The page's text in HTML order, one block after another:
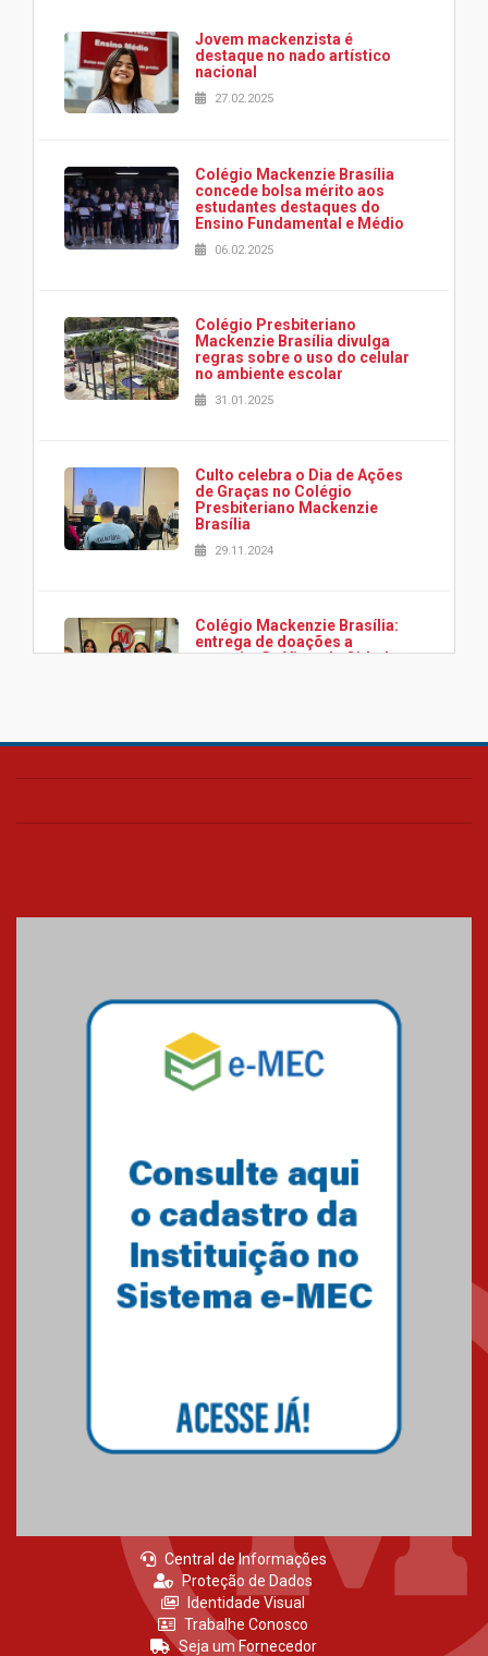
Jovem mackenzista é
destaque no nado artístico
nacional
27.02.2025
Colégio Mackenzie Brasília
concede bolsa mérito aos
estudantes destaques do
Ensino Fundamental e Médio
06.02.2025
Colégio Presbiteriano
Mackenzie Brasília divulga
regras sobre o uso do celular
no ambiente escolar
31.01.2025
Culto celebra o Dia de Ações
de Graças no Colégio
Presbiteriano Mackenzie
Brasília
29.11.2024
Colégio Mackenzie Brasília:
entrega de doações a
associação Viver da Cidade
Colégio Presbiteriano
os funcionários
07.11.2024
Equipe de saltos ornamentais
do Mackenzie Brasília
Gravação do projeto “Mais de
31 mil vozes com a Palavra” é
realizado no Colégio
Mackenzie Brasília
25.10.2024
Brasília conquistam medalhas
em importantes competições
de Matemática
04.10.2024
Central de Informações
Proteção de Dados
Identidade Visual
Trabalhe Conosco
Seja um Fornecedor